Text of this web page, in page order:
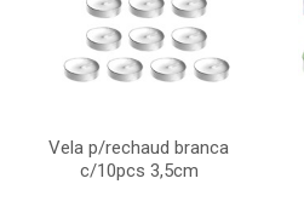
Vela p/rechaud branca
c/10pcs 3,5cm